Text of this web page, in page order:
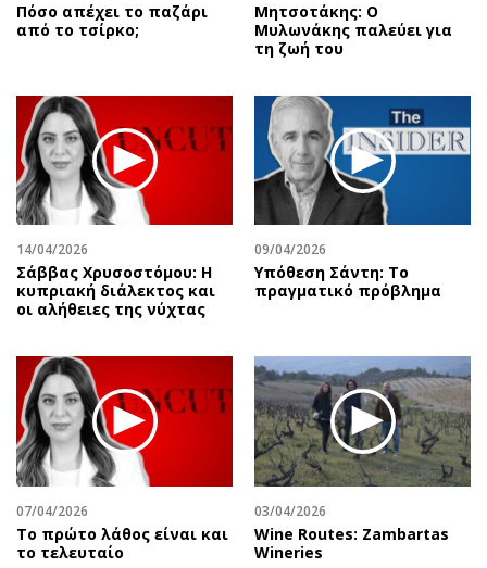
Πόσο απέχει το παζάρι
από το τσίρκο;
Μητσοτάκης: Ο
Μυλωνάκης παλεύει για
τη ζωή του
14/04/2026
Σάββας Χρυσοστόμου: Η
κυπριακή διάλεκτος και
οι αλήθειες της νύχτας
09/04/2026
Υπόθεση Σάντη: Το
πραγματικό πρόβλημα
07/04/2026
Το πρώτο λάθος είναι και
το τελευταίο
03/04/2026
Wine Routes: Zambartas
Wineries